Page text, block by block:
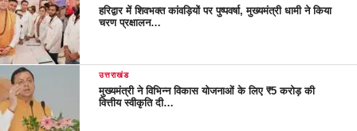
हरिद्वार में शिवभक्त कांवड़ियों पर पुष्पवर्षा, मुख्यमंत्री धामी ने किया
चरण प्रक्षालन…
उत्तराखंड
मुख्यमंत्री ने विभिन्न विकास योजनाओं के लिए ₹5 करोड़ की
वित्तीय स्वीकृति दी…